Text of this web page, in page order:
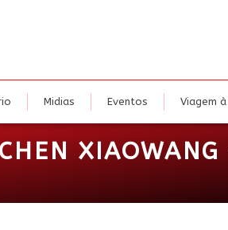
Midias Eventos Viagem à